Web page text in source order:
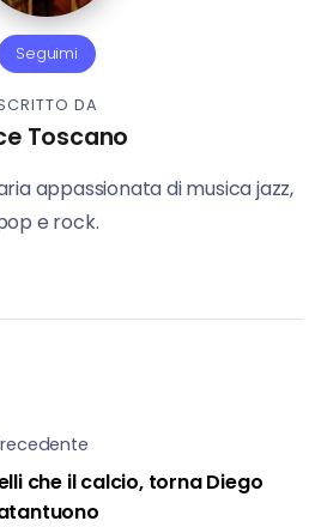
Seguimi
DA
Toscano
appassionata di musica jazz,
e rock.
che il calcio, torna Diego